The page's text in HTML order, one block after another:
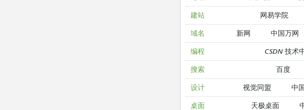
建站 网易学院
域名 新网 中国万网
编程 CSDN 技术
搜索 百度
设计 视觉同盟 中
桌面 天极桌面